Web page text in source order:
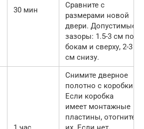
30 мин
Сравните с
размерами новой
двери. Допустимые
зазоры: 1.5-3 см по
бокам и сверху, 2-3
см снизу.
Снимите дверное
полотно с коробки.
Если коробка
имеет монтажные
пластины, отогните